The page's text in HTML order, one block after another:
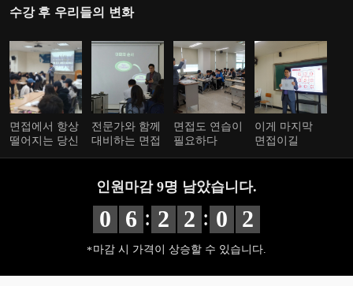
수강 후 우리들의 변화
면접에서 항상
떨어지는 당신
전문가와 함께
대비하는 면접
면접도 연습이
필요하다
이게 마지막
면접이길
인원마감 9명 남았습니다.
0 6 : 2 2 : 0 1
마감 시 가격이 상승할 수 있습니다.